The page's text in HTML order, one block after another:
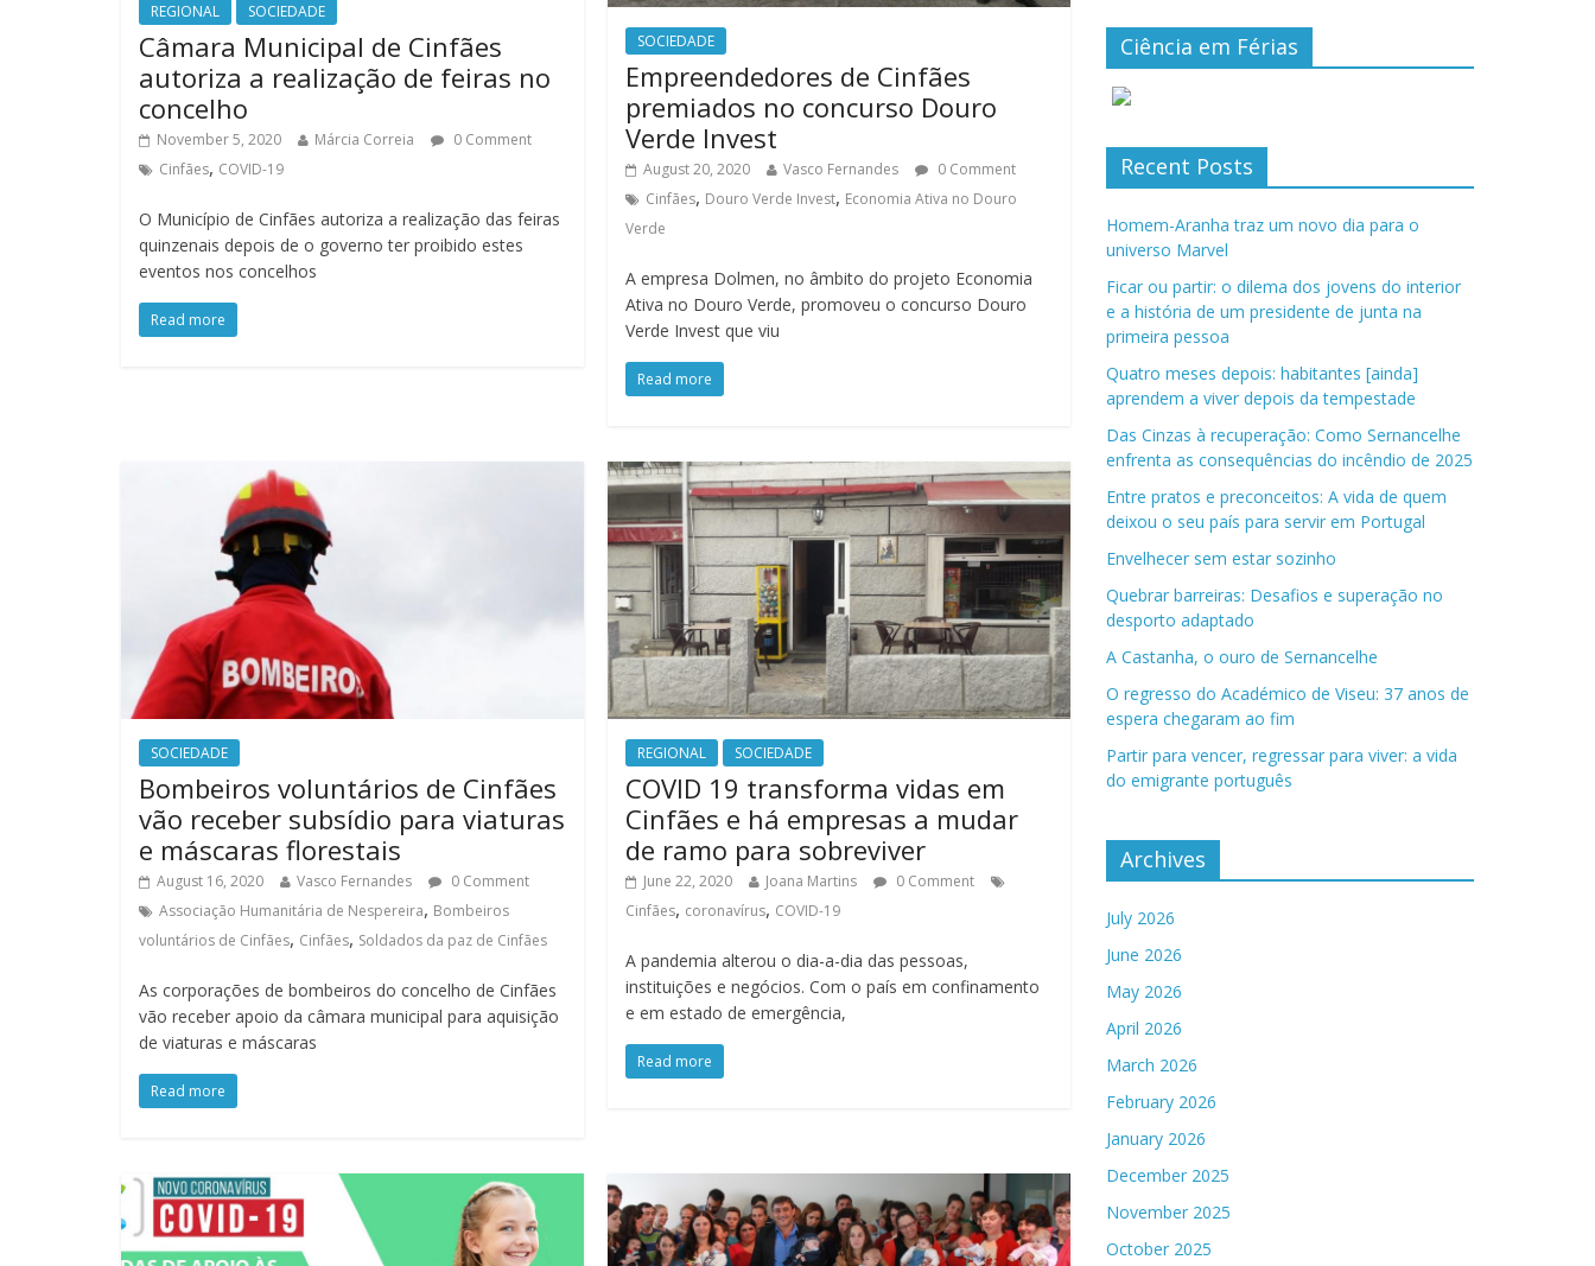
REGIONAL SOCIEDADE
Câmara Municipal de Cinfães
autoriza a realização de feiras no
concelho
November 5, 2020 Márcia Correia
0 Comment
Cinfães, COVID-19
O Município de Cinfães autoriza a realização das feiras
quinzenais depois de o governo ter proibido estes
eventos nos concelhos
Read more
SOCIEDADE
Empreendedores de Cinfães
premiados no concurso Douro
Verde Invest
August 20, 2020 Vasco Fernandes
0 Comment
Cinfães, Douro Verde Invest, Economia Ativa no Douro
Verde
A empresa Dolmen, no âmbito do projeto Economia
Ativa no Douro Verde, promoveu o concurso Douro
Verde Invest que viu
Read more
SOCIEDADE
Bombeiros voluntários de Cinfães
vão receber subsídio para viaturas
e máscaras florestais
August 16, 2020 Vasco Fernandes
0 Comment
Associação Humanitária de Nespereira, Bombeiros
voluntários de Cinfães, Cinfães, Soldados da paz de Cinfães
As corporações de bombeiros do concelho de Cinfães
vão receber apoio da câmara municipal para aquisição
de viaturas e máscaras
Read more
REGIONAL SOCIEDADE
COVID 19 transforma vidas em
Cinfães e há empresas a mudar
de ramo para sobreviver
June 22, 2020 Joana Martins
0 Comment
Cinfães, coronavírus, COVID-19
A pandemia alterou o dia-a-dia das pessoas,
instituições e negócios. Com o país em confinamento
e em estado de emergência,
Read more
Ciência em Férias
Recent Posts
Homem-Aranha traz um novo dia para o
universo Marvel
Ficar ou partir: o dilema dos jovens do interior
e a história de um presidente de junta na
primeira pessoa
Quatro meses depois: habitantes [ainda]
aprendem a viver depois da tempestade
Das Cinzas à recuperação: Como Sernancelhe
enfrenta as consequências do incêndio de 2025
Entre pratos e preconceitos: A vida de quem
deixou o seu país para servir em Portugal
Envelhecer sem estar sozinho
Quebrar barreiras: Desafios e superação no
desporto adaptado
A Castanha, o ouro de Sernancelhe
O regresso do Académico de Viseu: 37 anos de
espera chegaram ao fim
Partir para vencer, regressar para viver: a vida
do emigrante português
Archives
July 2026
June 2026
May 2026
April 2026
March 2026
February 2026
January 2026
December 2025
November 2025
October 2025